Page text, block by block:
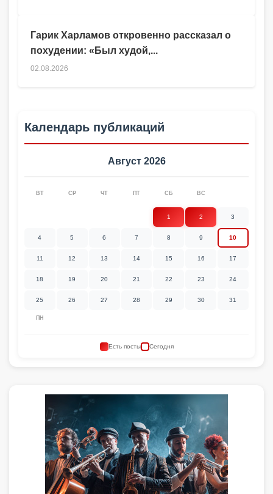
Гарик Харламов откровенно рассказал о
похудении: «Был худой,...
02.08.2026
Календарь публикаций
Август 2026
ПН
ВТ СР ЧТ ПТ СБ ВС
1 2 3
4 5 6 7 8 9 10
11 12 13 14 15 16 17
18 19 20 21 22 23 24
25 26 27 28 29 30 31
Есть посты Сегодня